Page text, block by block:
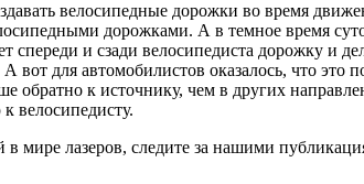
велосипедные дорожки во время
дорожками. А в темное время
и сзади велосипедиста дорожку и
вот для автомобилистов оказалось, что
обратно к источнику, чем в других
велосипедисту.
мире лазеров, следите за нашими